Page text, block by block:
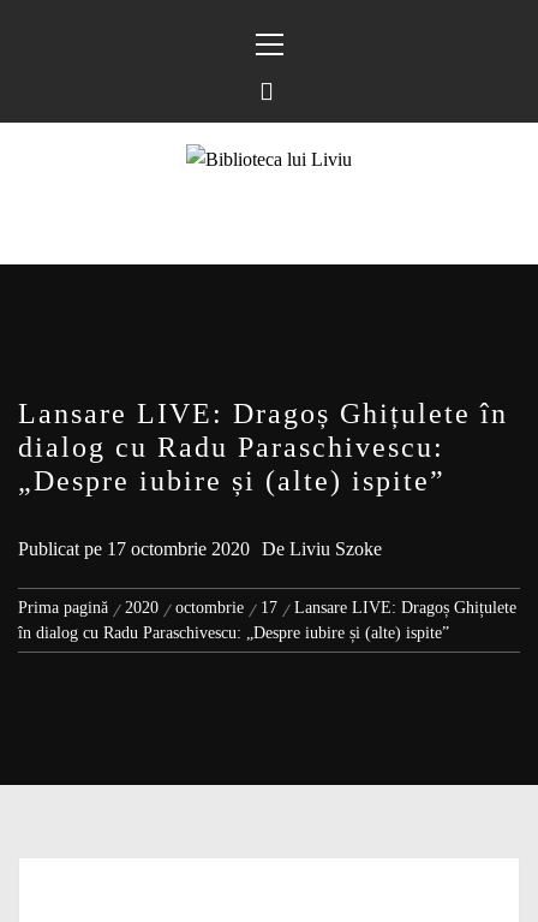
principal
LIVIU
Lansare LIVE: Dragoș Ghițulete în
dialog cu Radu Paraschivescu:
„Despre iubire și (alte) ispite”
Publicat pe 17 octombrie 2020 De Liviu Szoke
Prima pagină 2020 octombrie 17
Lansare LIVE: Dragoș Ghițulete
în dialog cu Radu Paraschivescu: „Despre iubire și (alte) ispite”